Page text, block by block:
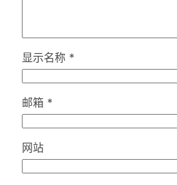
显示名称 *
邮箱 *
网站